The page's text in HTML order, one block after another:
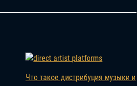
Что такое дистрибуция музыки и